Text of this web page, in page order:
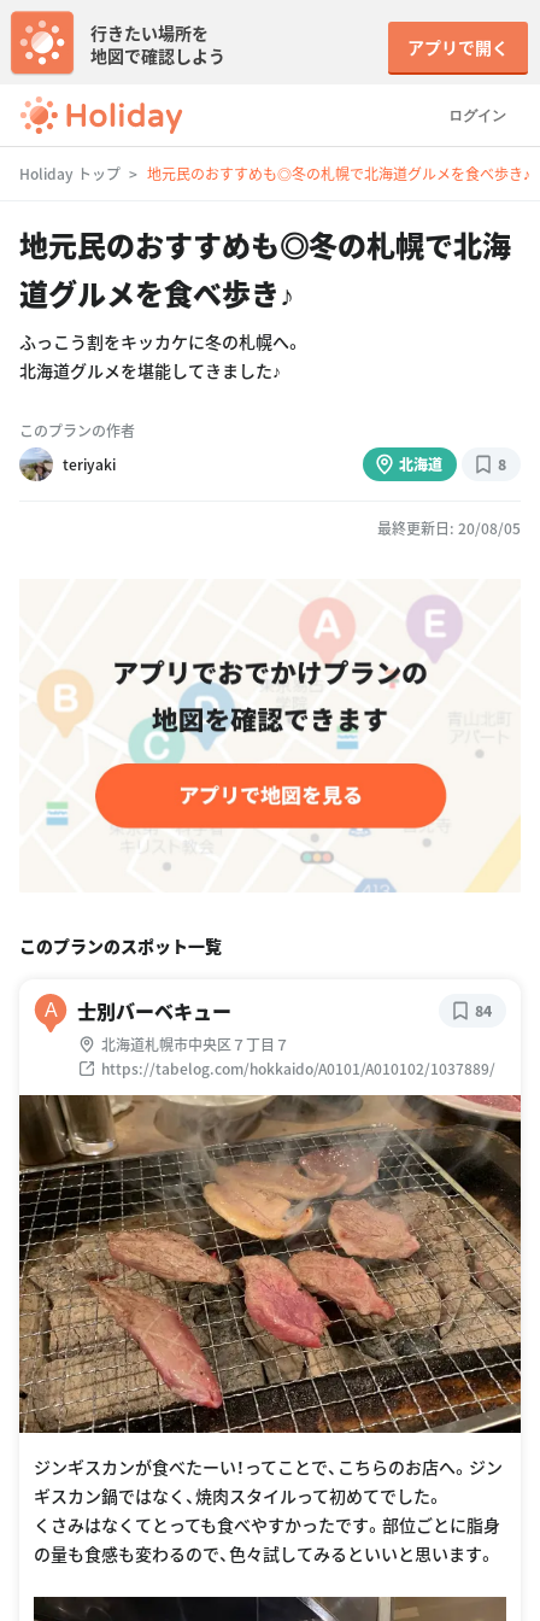
ログイン
行きたい場所を
地図で確認しよう
アプリで開く
Holiday トップ 地元民のおすすめも◎冬の札幌で北海道グルメを食べ歩き♪
地元民のおすすめも◎冬の札幌で北海
道グルメを食べ歩き♪
ふっこう割をキッカケに冬の札幌へ。
北海道グルメを堪能してきました♪
このプランの作者
teriyaki
北海道 8
最終更新日: 20/08/05
このプランのスポット一覧
A 士別バーベキュー
北海道札幌市中央区７丁目７
https://tabelog.com/hokkaido/A0101/A010102/1037889/
84
ジンギスカンが食べたーい！ってことで、こちらのお店へ。ジン
ギスカン鍋ではなく、焼肉スタイルって初めてでした。
くさみはなくてとっても食べやすかったです。部位ごとに脂身
の量も食感も変わるので、色々試してみるといいと思います。